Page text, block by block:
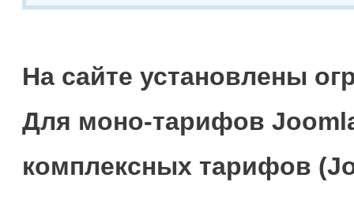
На сайте установлены
Для моно-тарифов
комплексных тарифов